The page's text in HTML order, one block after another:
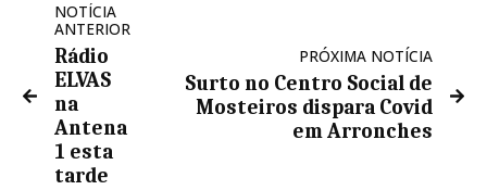
NOTÍCIA
ANTERIOR
Rádio
ELVAS
na
Antena
1 esta
tarde
PRÓXIMA NOTÍCIA
Surto no Centro Social de
Mosteiros dispara Covid
em Arronches